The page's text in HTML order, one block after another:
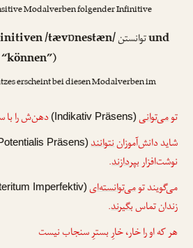
Modalverben folgender Infinitive
/tævɒnestæn/توانستنund
erscheint bei diesen Modalverben im
تومی‌توانی (Indikativ Präsens) دهن‌ش را با
شاید دانش‌آموزاننتوانند Präsens)
نوشت‌افزاربپردازند.
می‌گویند تومی‌توانسته‌ای Imperfektiv)
زندان تماسبگیرند.
هر که او را خار، خارِ بسترِ سنجاب نیست